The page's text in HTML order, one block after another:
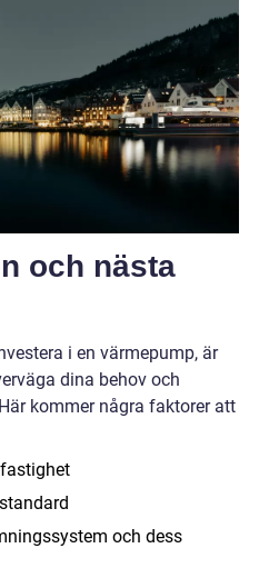
och nästa
i en värmepump, är
dina behov och
kommer några faktorer att
och dess